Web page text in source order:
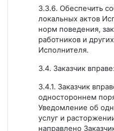
3.3.6. Обеспечить
локальных актов
норм поведения,
работников и
Исполнителя.
3.4. Заказчик вправе:
3.4.1. Заказчик
одностороннем
Уведомление об
услуг и
направлено